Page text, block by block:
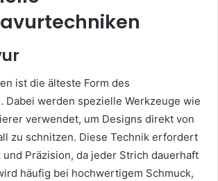
ist die älteste Form des
Dabei werden spezielle Werkzeuge wie
verwendet, um Designs direkt von
zu schnitzen. Diese Technik erfordert
Präzision, da jeder Strich dauerhaft
häufig bei hochwertigem Schmuck,